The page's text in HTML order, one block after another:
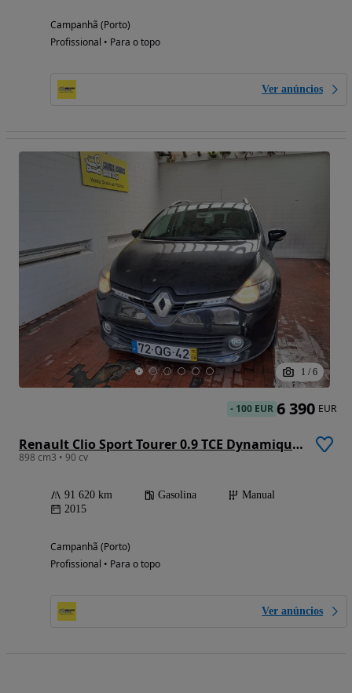
Campanhã (Porto)
Profissional • Para o topo
Ver anúncios
1 / 6
Renault Clio Sport Tourer 0.9 TCE Dynamique S
898 cm3 • 90 cv
91 620 km Gasolina
Manual
2015
Campanhã (Porto)
Profissional • Para o topo
Ver anúncios
- 100 EUR 6 390 EUR